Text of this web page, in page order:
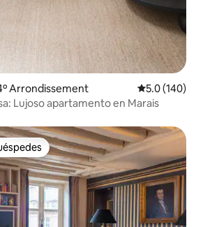
Arrondissement Calificación
5.0 (140)
Lujoso apartamento en Marais
entre huéspedes